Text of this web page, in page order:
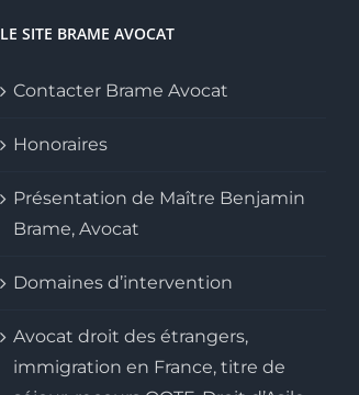
LE SITE BRAME AVOCAT
Contacter Brame Avocat
Honoraires
Présentation de Maître Benjamin
Brame, Avocat
Domaines d’intervention
Avocat droit des étrangers,
immigration en France, titre de